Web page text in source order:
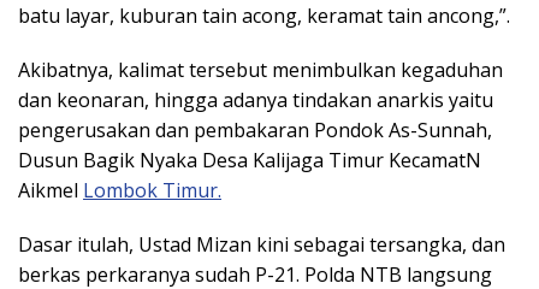
batu layar, kuburan tain acong, keramat tain ancong,”.
Akibatnya, kalimat tersebut menimbulkan kegaduhan
dan keonaran, hingga adanya tindakan anarkis yaitu
pengerusakan dan pembakaran Pondok As-Sunnah,
Dusun Bagik Nyaka Desa Kalijaga Timur KecamatN
Aikmel Lombok Timur.
Dasar itulah, Ustad Mizan kini sebagai tersangka, dan
berkas perkaranya sudah P-21. Polda NTB langsung